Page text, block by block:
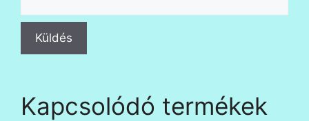
Kapcsolódó termékek